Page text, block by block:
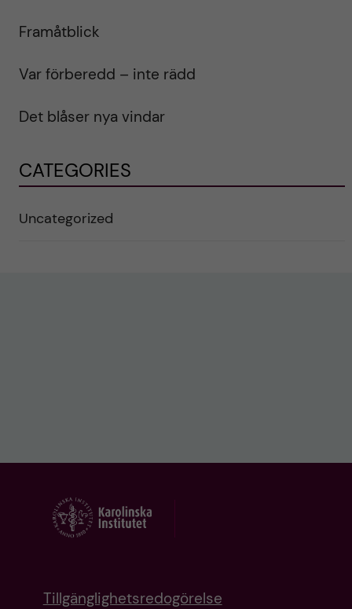
Framåtblick
Var förberedd – inte rädd
Det blåser nya vindar
CATEGORIES
Uncategorized
Tillgänglighetsredogörelse